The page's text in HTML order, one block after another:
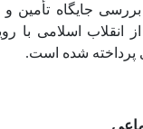
بررسی جایگاه تأمین و
انقلاب اسلامی با
پرداخته شده است.